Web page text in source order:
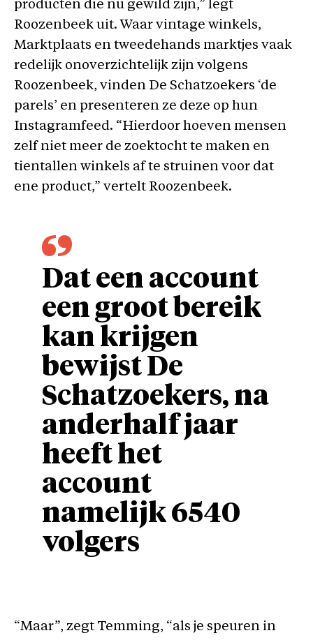
producten die nu gewild zijn,” legt
Roozenbeek uit. Waar vintage winkels,
Marktplaats en tweedehands marktjes vaak
redelijk onoverzichtelijk zijn volgens
Roozenbeek, vinden De Schatzoekers ‘de
parels’ en presenteren ze deze op hun
Instagramfeed. “Hierdoor hoeven mensen
zelf niet meer de zoektocht te maken en
tientallen winkels af te struinen voor dat
ene product,” vertelt Roozenbeek.
Dat een account
een groot bereik
kan krijgen
bewijst De
Schatzoekers, na
anderhalf jaar
heeft het
account
namelijk 6540
volgers
“Maar”, zegt Temming, “als je speuren in